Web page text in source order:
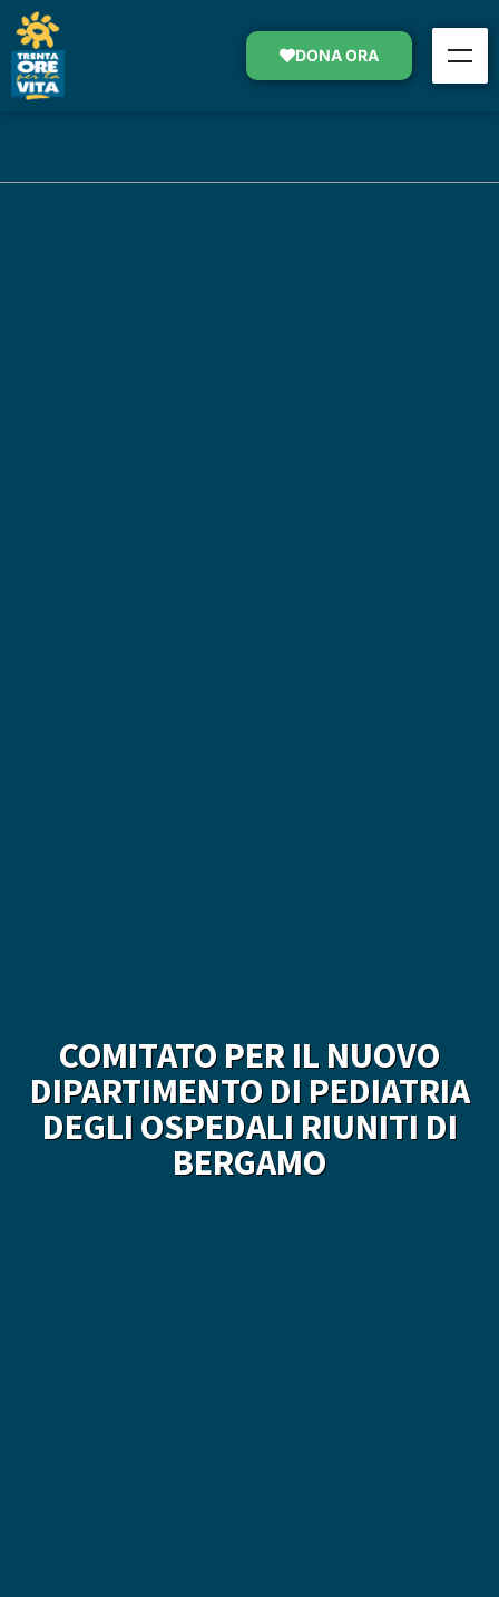
DONA ORA
COMITATO PER IL NUOVO
DIPARTIMENTO DI PEDIATRIA
DEGLI OSPEDALI RIUNITI DI
BERGAMO